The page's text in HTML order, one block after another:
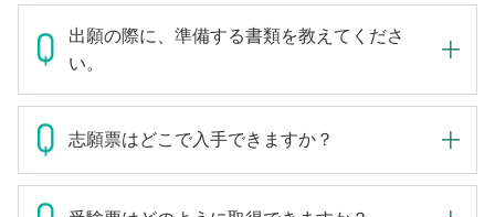
出願の際に、準備する書類を教えてくださ
い。
志願票はどこで入手できますか？